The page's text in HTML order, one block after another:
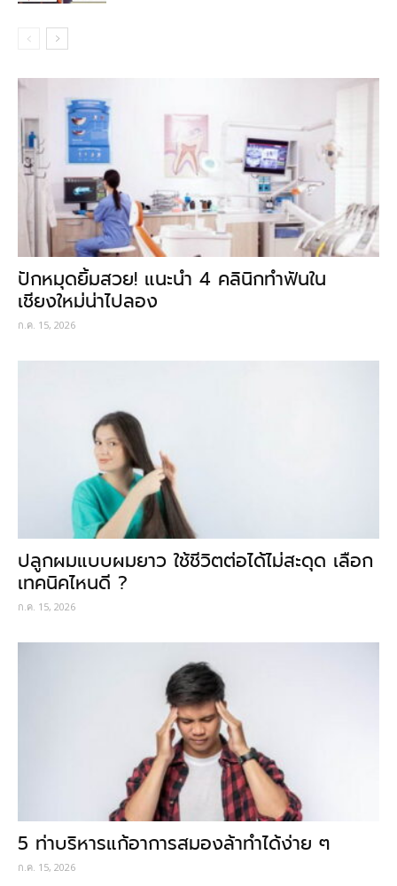
ปักหมุดยิ้มสวย! แนะนำ 4 คลินิกทำฟันใน
เชียงใหม่น่าไปลอง
ก.ค. 15, 2026
ปลูกผมแบบผมยาว ใช้ชีวิตต่อได้ไม่สะดุด เลือก
เทคนิคไหนดี ?
ก.ค. 15, 2026
5 ท่าบริหารแก้อาการสมองล้าทำได้ง่าย ๆ
ก.ค. 15, 2026